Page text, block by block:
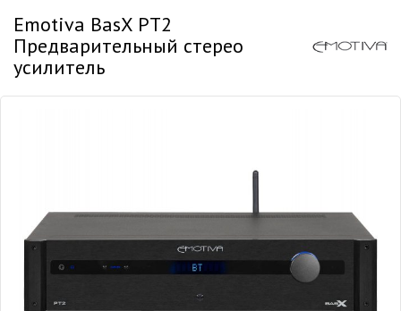
Emotiva BasX PT2
Предварительный стерео
усилитель